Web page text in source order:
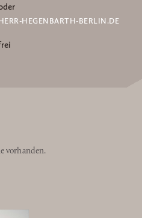
HEGENBARTH-BERLIN.DE
vorhanden.